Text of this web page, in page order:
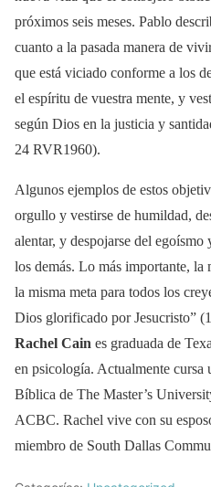
próximos seis meses. Pablo
cuanto a la pasada manera de
que está viciado conforme a los
el espíritu de vuestra mente, y
según Dios en la justicia y
24 RVR1960).
Algunos ejemplos de estos
orgullo y vestirse de humildad,
alentar, y despojarse del
los demás. Lo más importante, la
la misma meta para todos los
Dios glorificado por Jesucristo”
Rachel Cain es graduada de
en psicología. Actualmente cursa
Bíblica de The Master’s
ACBC. Rachel vive con su
miembro de South Dallas